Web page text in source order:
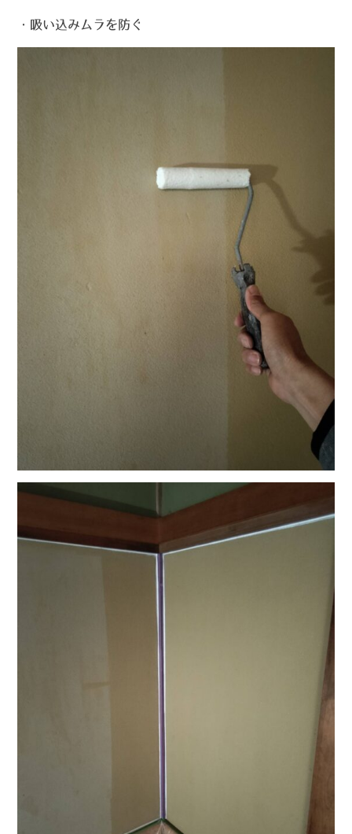
・吸い込みムラを防ぐ